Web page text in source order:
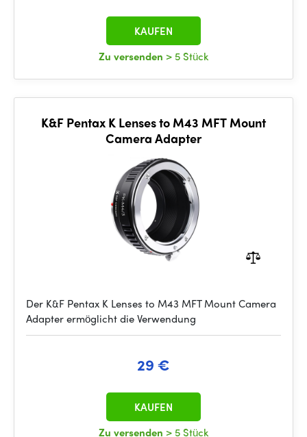
Zu versenden > 5 Stück
KAUFEN
K&F Pentax K Lenses to M43 MFT Mount
Camera Adapter
Der K&F Pentax K Lenses to M43 MFT Mount Camera
Adapter ermöglicht die Verwendung
29 €
Zu versenden > 5 Stück
KAUFEN